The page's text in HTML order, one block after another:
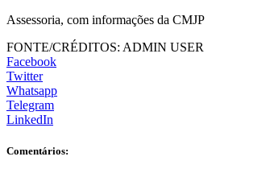
Assessoria, com informações da CMJP
FONTE/CRÉDITOS: ADMIN USER
Facebook
Twitter
Whatsapp
Telegram
LinkedIn
Comentários: